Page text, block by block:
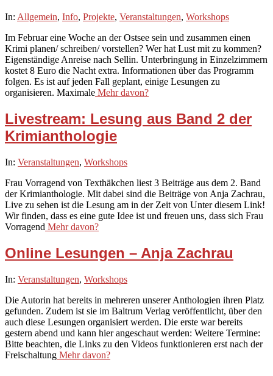
2020-
12
In: Allgemein, Info, Projekte, Veranstaltungen, Workshops
Im Februar eine Woche an der Ostsee sein und zusammen einen
Krimi planen/ schreiben/ vorstellen? Wer hat Lust mit zu kommen?
Eigenständige Anreise nach Sellin. Unterbringung in Einzelzimmern
kostet 8 Euro die Nacht extra. Informationen über das Programm
folgen. Es ist auf jeden Fall geplant, einige Lesungen zu
organisieren. Maximale Mehr davon?
Livestream: Lesung aus Band 2 der
Krimianthologie
2020-
24
In: Veranstaltungen, Workshops
Frau Vorragend von Texthäkchen liest 3 Beiträge aus dem 2. Band
der Krimianthologie. Mit dabei sind die Beiträge von Anja Zachrau,
Live zu sehen ist die Lesung am in der Zeit von Unter diesem Link!
Wir finden, dass es eine gute Idee ist und freuen uns, dass sich Frau
Vorragend Mehr davon?
Online Lesungen – Anja Zachrau
2020-
14
In: Veranstaltungen, Workshops
Die Autorin hat bereits in mehreren unserer Anthologien ihren Platz
gefunden. Zudem ist sie im Baltrum Verlag veröffentlicht, über den
auch diese Lesungen organisiert werden. Die erste war bereits
gestern abend und kann hier angeschaut werden: Weitere Termine:
Bitte beachten, die Links zu den Videos funktionieren erst nach der
Freischaltung Mehr davon?